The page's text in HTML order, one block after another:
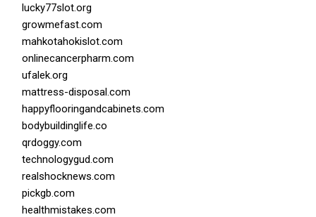
lucky77slot.org
growmefast.com
mahkotahokislot.com
onlinecancerpharm.com
ufalek.org
mattress-disposal.com
happyflooringandcabinets.com
bodybuildinglife.co
qrdoggy.com
technologygud.com
realshocknews.com
pickgb.com
healthmistakes.com